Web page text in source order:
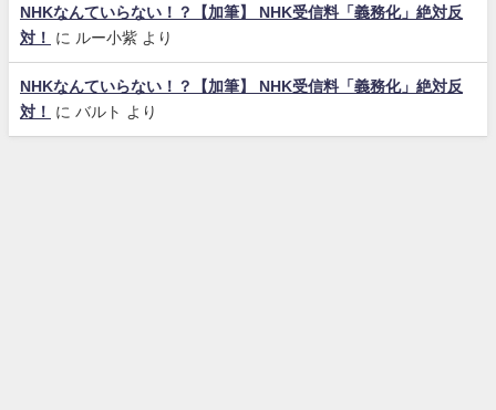
NHKなんていらない！？【加筆】 NHK受信料「義務化」絶対反
対！
に ルー小紫 より
NHKなんていらない！？【加筆】 NHK受信料「義務化」絶対反
対！
に バルト より